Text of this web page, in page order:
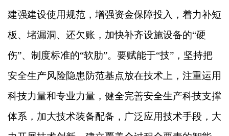
建强建设使用规范，增强资金保障投入，着力补短
板、堵漏洞、还欠账，加快补齐设施设备的“硬
伤”、制度标准的“软肋”。要赋能于“技”，坚持把
安全生产风险隐患防范基点放在技术上，注重运用
科技力量和专业力量，健全完善安全生产科技支撑
体系，加大技术装备配备，广泛应用技术手段，大